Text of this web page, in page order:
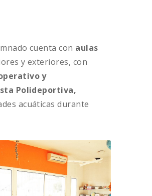
cuenta con aulas
y exteriores, con
y
Polideportiva,
acuáticas durante